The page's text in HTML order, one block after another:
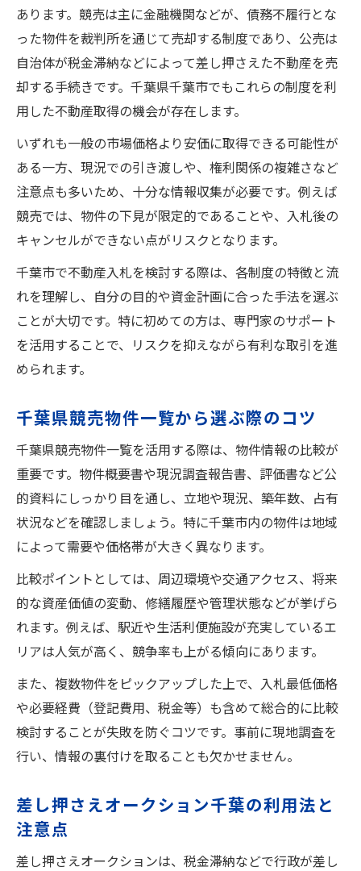
あります。競売は主に金融機関などが、債務不履行とな
った物件を裁判所を通じて売却する制度であり、公売は
自治体が税金滞納などによって差し押さえた不動産を売
却する手続きです。千葉県千葉市でもこれらの制度を利
用した不動産取得の機会が存在します。
いずれも一般の市場価格より安価に取得できる可能性が
ある一方、現況での引き渡しや、権利関係の複雑さなど
注意点も多いため、十分な情報収集が必要です。例えば
競売では、物件の下見が限定的であることや、入札後の
キャンセルができない点がリスクとなります。
千葉市で不動産入札を検討する際は、各制度の特徴と流
れを理解し、自分の目的や資金計画に合った手法を選ぶ
ことが大切です。特に初めての方は、専門家のサポート
を活用することで、リスクを抑えながら有利な取引を進
められます。
千葉県競売物件一覧から選ぶ際のコツ
千葉県競売物件一覧を活用する際は、物件情報の比較が
重要です。物件概要書や現況調査報告書、評価書など公
的資料にしっかり目を通し、立地や現況、築年数、占有
状況などを確認しましょう。特に千葉市内の物件は地域
によって需要や価格帯が大きく異なります。
比較ポイントとしては、周辺環境や交通アクセス、将来
的な資産価値の変動、修繕履歴や管理状態などが挙げら
れます。例えば、駅近や生活利便施設が充実しているエ
リアは人気が高く、競争率も上がる傾向にあります。
また、複数物件をピックアップした上で、入札最低価格
や必要経費（登記費用、税金等）も含めて総合的に比較
検討することが失敗を防ぐコツです。事前に現地調査を
行い、情報の裏付けを取ることも欠かせません。
差し押さえオークション千葉の利用法と
注意点
差し押さえオークションは、税金滞納などで行政が差し